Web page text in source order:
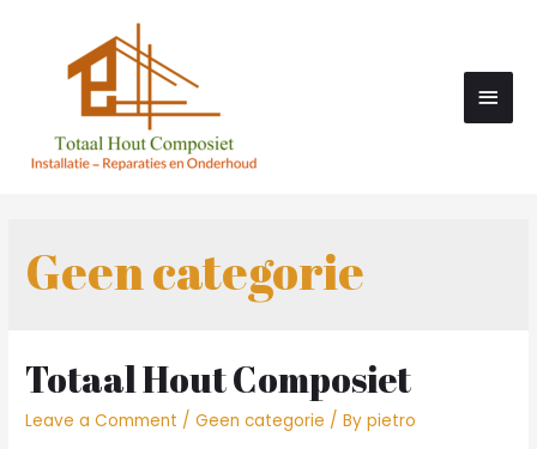
Geen categorie
Totaal Hout Composiet
Leave a Comment /Geen categorie / Bypietro